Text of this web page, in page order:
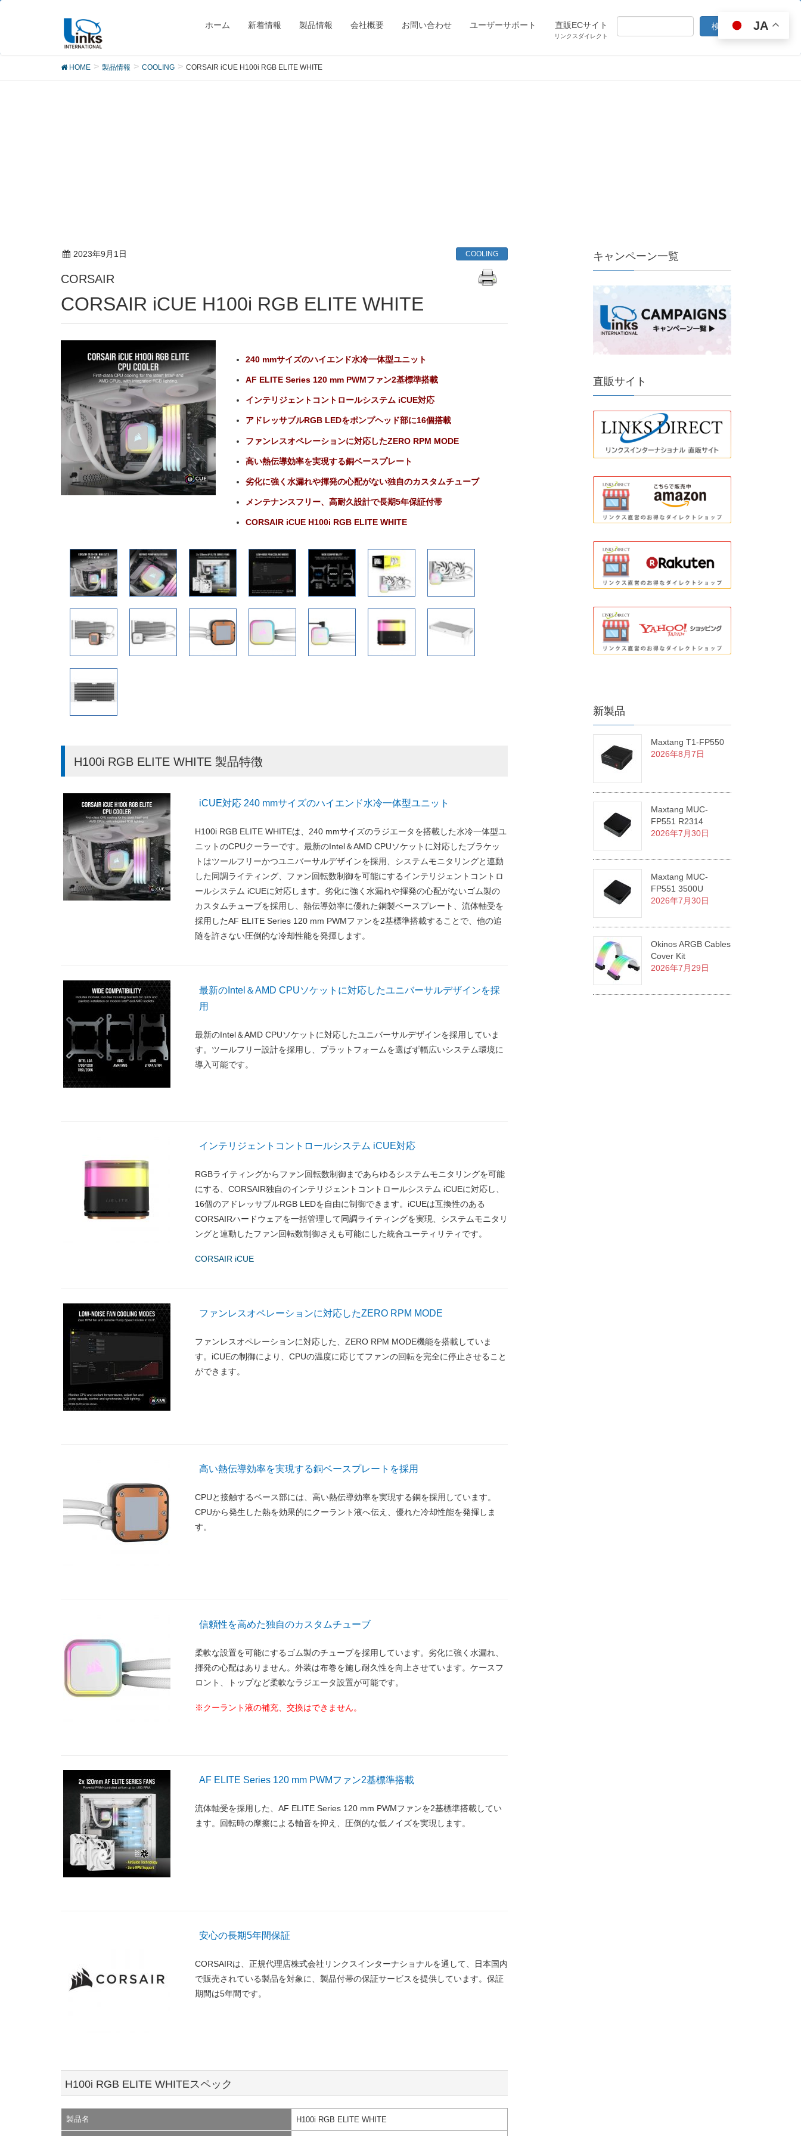
ホーム 新着情報 製品情報 会社概要 お問い合わせ ユーザーサポート 直販ECサイト
リンクスダイレクト
製品
HOME 製品情報 COOLING CORSAIR iCUE H100i RGB ELITE WHITE
2023年9月1日 COOLING
CORSAIR
CORSAIR iCUE H100i RGB ELITE WHITE
240 mmサイズのハイエンド水冷一体型ユニット
AF ELITE Series 120 mm PWMファン2基標準搭載
インテリジェントコントロールシステム iCUE対応
アドレッサブルRGB LEDをポンプヘッド部に16個搭載
ファンレスオペレーションに対応したZERO RPM MODE
高い熱伝導効率を実現する銅ベースプレート
劣化に強く水漏れや揮発の心配がない独自のカスタムチューブ
メンテナンスフリー、高耐久設計で長期5年保証付帯
CORSAIR iCUE H100i RGB ELITE WHITE
H100i RGB ELITE WHITE 製品特徴
iCUE対応 240 mmサイズのハイエンド水冷一体型ユニット
H100i RGB ELITE WHITEは、240 mmサイズのラジエータを搭載した水冷一体型ユ
ニットのCPUクーラーです。最新のIntel＆AMD CPUソケットに対応したブラケッ
トはツールフリーかつユニバーサルデザインを採用、システムモニタリングと連動
した同調ライティング、ファン回転数制御を可能にするインテリジェントコントロ
ールシステム iCUEに対応します。劣化に強く水漏れや揮発の心配がないゴム製の
カスタムチューブを採用し、熱伝導効率に優れた銅製ベースプレート、流体軸受を
採用したAF ELITE Series 120 mm PWMファンを2基標準搭載することで、他の追
随を許さない圧倒的な冷却性能を発揮します。
最新のIntel＆AMD CPUソケットに対応したユニバーサルデザインを採
用
最新のIntel＆AMD CPUソケットに対応したユニバーサルデザインを採用していま
す。ツールフリー設計を採用し、プラットフォームを選ばず幅広いシステム環境に
導入可能です。
インテリジェントコントロールシステム iCUE対応
RGBライティングからファン回転数制御まであらゆるシステムモニタリングを可能
にする、CORSAIR独自のインテリジェントコントロールシステム iCUEに対応し、
16個のアドレッサブルRGB LEDを自由に制御できます。iCUEは互換性のある
CORSAIRハードウェアを一括管理して同調ライティングを実現、システムモニタリ
ングと連動したファン回転数制御さえも可能にした統合ユーティリティです。
CORSAIR iCUE
ファンレスオペレーションに対応したZERO RPM MODE
ファンレスオペレーションに対応した、ZERO RPM MODE機能を搭載していま
す。iCUEの制御により、CPUの温度に応じてファンの回転を完全に停止させること
ができます。
高い熱伝導効率を実現する銅ベースプレートを採用
CPUと接触するベース部には、高い熱伝導効率を実現する銅を採用しています。
CPUから発生した熱を効果的にクーラント液へ伝え、優れた冷却性能を発揮しま
す。
信頼性を高めた独自のカスタムチューブ
柔軟な設置を可能にするゴム製のチューブを採用しています。劣化に強く水漏れ、
揮発の心配はありません。外装は布巻を施し耐久性を向上させています。ケースフ
ロント、トップなど柔軟なラジエータ設置が可能です。
※クーラント液の補充、交換はできません。
AF ELITE Series 120 mm PWMファン2基標準搭載
流体軸受を採用した、AF ELITE Series 120 mm PWMファンを2基標準搭載してい
ます。回転時の摩擦による軸音を抑え、圧倒的な低ノイズを実現します。
安心の長期5年間保証
CORSAIRは、正規代理店株式会社リンクスインターナショナルを通して、日本国内
で販売されている製品を対象に、製品付帯の保証サービスを提供しています。保証
期間は5年間です。
H100i RGB ELITE WHITEスペック
製品名 H100i RGB ELITE WHITE
キャンペーン一覧
直販サイト
新製品
Maxtang T1-FP550
2026年8月7日
Maxtang MUC-
FP551 R2314
2026年7月30日
Maxtang MUC-
FP551 3500U
2026年7月30日
Okinos ARGB Cables
Cover Kit
2026年7月29日
JA